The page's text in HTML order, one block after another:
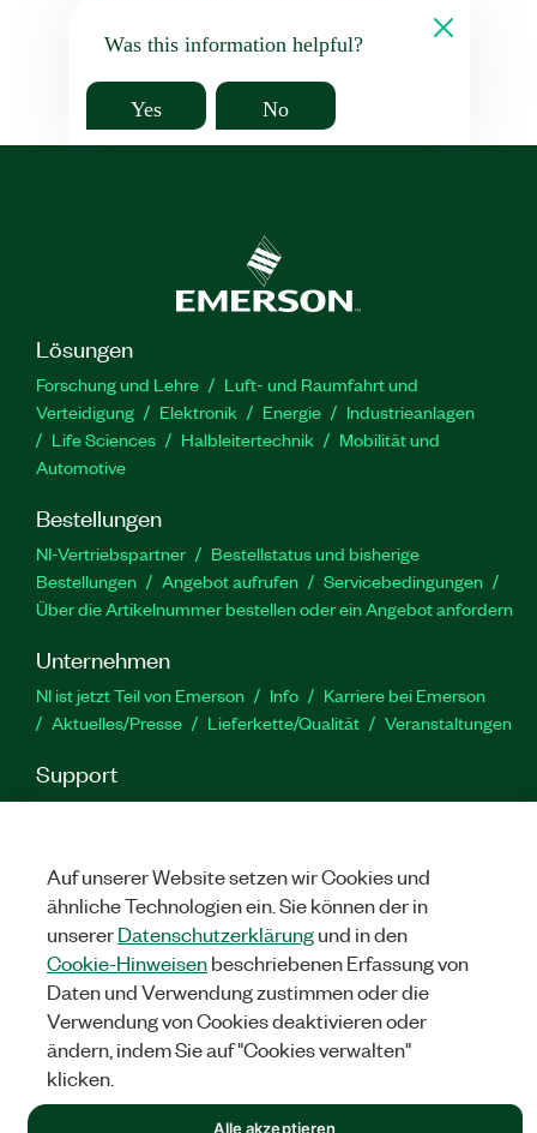
Was this information helpful?
Yes No
Lösungen
Forschung und Lehre
Luft- und Raumfahrt und
Verteidigung
Elektronik Energie
Industrieanlagen
Life Sciences
Halbleitertechnik
Mobilität und
Automotive
Bestellungen
NI-Vertriebspartner
Bestellstatus und bisherige
Bestellungen
Angebot aufrufen
Servicebedingungen
Über die Artikelnummer bestellen oder ein Angebot anfordern
Unternehmen
NI ist jetzt Teil von Emerson Info
Karriere bei Emerson
Aktuelles/Presse
Lieferkette/Qualität Veranstaltungen
Support
Downloads Produktdokumentation
Diskussionsforen
YouTube
Twitter
RECHTLICHE HINWEISE
©NATIONAL INSTRUMENTS CORP. ALLE RECHTE VORBEHALTEN.
Auf unserer Website setzen wir Cookies und
ähnliche Technologien ein. Sie können der in
unsererDatenschutzerklärungund in den
Cookie-Hinweisenbeschriebenen Erfassung von
Daten und Verwendung zustimmen oder die
Verwendung von Cookies deaktivieren oder
ändern, indem Sie auf "Cookies verwalten"
klicken.
Alle akzeptieren